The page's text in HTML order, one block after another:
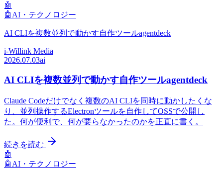
🤖
🤖 AI・テクノロジー
AI CLIを複数並列で動かす自作ツールagentdeck
i-Willink Media
2026.07.03ai
AI CLIを複数並列で動かす自作ツールagentdeck
Claude Codeだけでなく複数のAI CLIを同時に動かしたくな
り、並列操作するElectronツールを自作してOSSで公開し
た。何が便利で、何が要らなかったのかを正直に書く。
続きを読む
🤖
🤖 AI・テクノロジー